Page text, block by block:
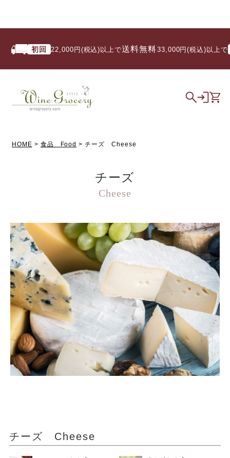
初回 22,000円(税込)以上で 送料無料/ 33,000円(税込)以上で い
HOME 食品 Food チーズ Cheese
チーズ
Cheese
チーズ Cheese